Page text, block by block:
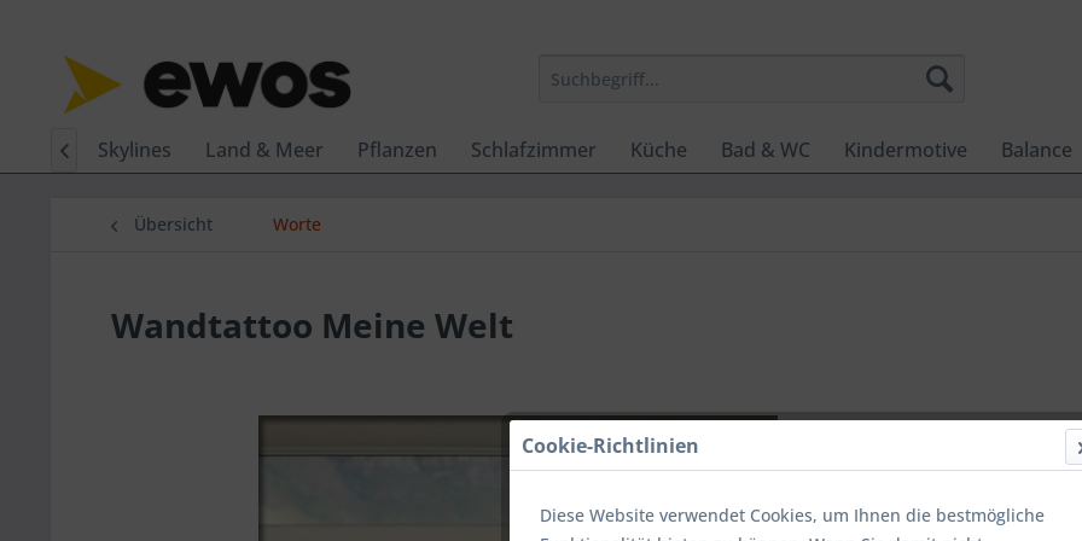
Trends Skylines Land & Meer Pflanzen Schlafzimmer Küche Bad & WC Kindermotive Balance

Übersicht Worte
Wandtattoo Meine Welt
CHF
Sofort
Cookie-Richtlinien
Diese Website verwendet Cookies, um Ihnen die bestmögliche